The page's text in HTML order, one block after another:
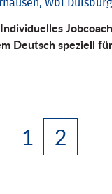
WbI Duisburg
Deutsch speziell
1 2